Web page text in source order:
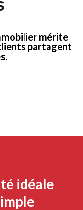
mérite
partagent
idéale